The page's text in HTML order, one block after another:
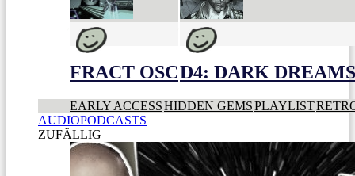
FRACT OSCD4: DARK
EARLY ACCESSHIDDEN GEMSPLAYLIST
AUDIOPODCASTS
ZUFÄLLIG